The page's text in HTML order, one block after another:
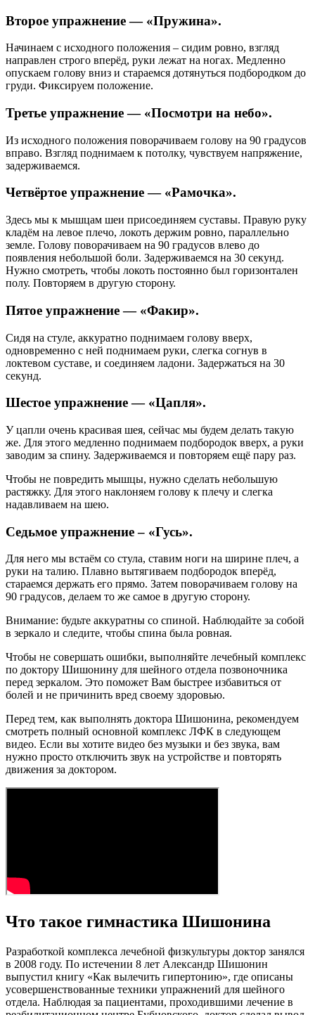
Второе упражнение — «Пружина».
Начинаем с исходного положения – сидим ровно, взгляд
направлен строго вперёд, руки лежат на ногах. Медленно
опускаем голову вниз и стараемся дотянуться подбородком до
груди. Фиксируем положение.
Третье упражнение — «Посмотри на небо».
Из исходного положения поворачиваем голову на 90 градусов
вправо. Взгляд поднимаем к потолку, чувствуем напряжение,
задерживаемся.
Четвёртое упражнение — «Рамочка».
Здесь мы к мышцам шеи присоединяем суставы. Правую руку
кладём на левое плечо, локоть держим ровно, параллельно
земле. Голову поворачиваем на 90 градусов влево до
появления небольшой боли. Задерживаемся на 30 секунд.
Нужно смотреть, чтобы локоть постоянно был горизонтален
полу. Повторяем в другую сторону.
Пятое упражнение — «Факир».
Сидя на стуле, аккуратно поднимаем голову вверх,
одновременно с ней поднимаем руки, слегка согнув в
локтевом суставе, и соединяем ладони. Задержаться на 30
секунд.
Шестое упражнение — «Цапля».
У цапли очень красивая шея, сейчас мы будем делать такую
же. Для этого медленно поднимаем подбородок вверх, а руки
заводим за спину. Задерживаемся и повторяем ещё пару раз.
Чтобы не повредить мышцы, нужно сделать небольшую
растяжку. Для этого наклоняем голову к плечу и слегка
надавливаем на шею.
Седьмое упражнение – «Гусь».
Для него мы встаём со стула, ставим ноги на ширине плеч, а
руки на талию. Плавно вытягиваем подбородок вперёд,
стараемся держать его прямо. Затем поворачиваем голову на
90 градусов, делаем то же самое в другую сторону.
Внимание: будьте аккуратны со спиной. Наблюдайте за собой
в зеркало и следите, чтобы спина была ровная.
Чтобы не совершать ошибки, выполняйте лечебный комплекс
по доктору Шишонину для шейного отдела позвоночника
перед зеркалом. Это поможет Вам быстрее избавиться от
болей и не причинить вред своему здоровью.
Перед тем, как выполнять доктора Шишонина, рекомендуем
смотреть полный основной комплекс ЛФК в следующем
видео. Если вы хотите видео без музыки и без звука, вам
нужно просто отключить звук на устройстве и повторять
движения за доктором.
Что такое гимнастика Шишонина
Разработкой комплекса лечебной физкультуры доктор занялся
в 2008 году. По истечении 8 лет Александр Шишонин
выпустил книгу «Как вылечить гипертонию», где описаны
усовершенствованные техники упражнений для шейного
отдела. Наблюдая за пациентами, проходившими лечение в